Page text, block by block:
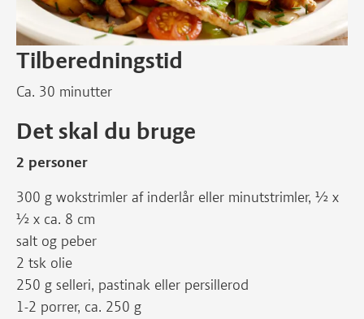
Tilberedningstid
Ca. 30 minutter
Det skal du bruge
2 personer
300 g wokstrimler af inderlår eller minutstrimler, ½ x
½ x ca. 8 cm
salt og peber
2 tsk olie
250 g selleri, pastinak eller persillerod
1-2 porrer, ca. 250 g